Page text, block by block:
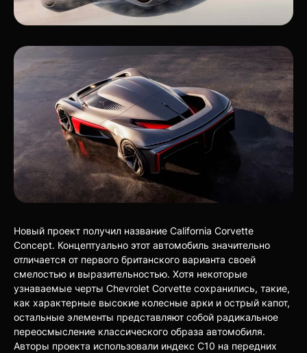
Новый проект получил название California Corvette
Concept. Концептуально этот автомобиль значительно
отличается от первого британского варианта своей
смелостью и выразительностью. Хотя некоторые
узнаваемые черты Chevrolet Corvette сохранились, такие,
как характерные высокие колесные арки и острый капот,
остальные элементы представляют собой радикальное
переосмысление классического образа автомобиля.
Авторы проекта использовали индекс C10 на передних